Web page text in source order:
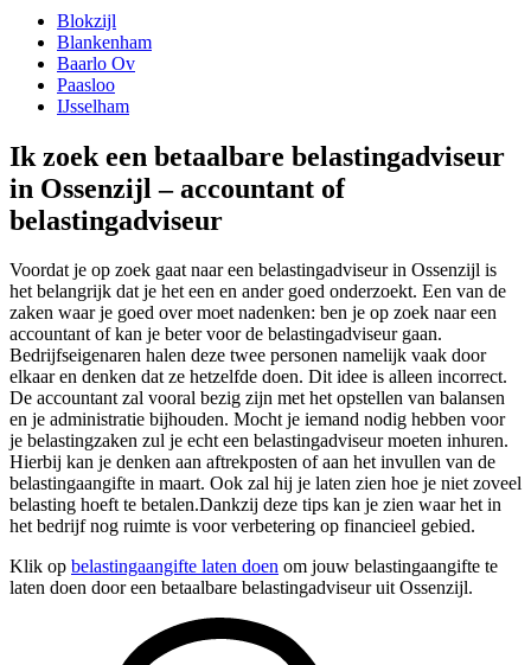
Blokzijl
Blankenham
Baarlo Ov
Paasloo
IJsselham
Ik zoek een betaalbare belastingadviseur
in Ossenzijl – accountant of
belastingadviseur
Voordat je op zoek gaat naar een belastingadviseur in Ossenzijl is
het belangrijk dat je het een en ander goed onderzoekt. Een van de
zaken waar je goed over moet nadenken: ben je op zoek naar een
accountant of kan je beter voor de belastingadviseur gaan.
Bedrijfseigenaren halen deze twee personen namelijk vaak door
elkaar en denken dat ze hetzelfde doen. Dit idee is alleen incorrect.
De accountant zal vooral bezig zijn met het opstellen van balansen
en je administratie bijhouden. Mocht je iemand nodig hebben voor
je belastingzaken zul je echt een belastingadviseur moeten inhuren.
Hierbij kan je denken aan aftrekposten of aan het invullen van de
belastingaangifte in maart. Ook zal hij je laten zien hoe je niet zoveel
belasting hoeft te betalen.Dankzij deze tips kan je zien waar het in
het bedrijf nog ruimte is voor verbetering op financieel gebied.
Klik op belastingaangifte laten doen om jouw belastingaangifte te
laten doen door een betaalbare belastingadviseur uit Ossenzijl.